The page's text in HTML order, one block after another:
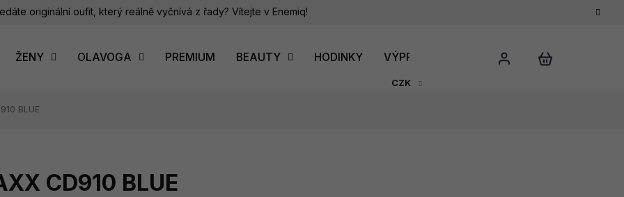
originální oufit, který reálně vyčnívá z řady? Vítejte v Enemiq!
CZK
ŽENY OLAVOGA PREMIUM BEAUTY HODINKY VÝPRODEJ DÁRKOVÝ POUKAZ
BLUE
CD910 BLUE